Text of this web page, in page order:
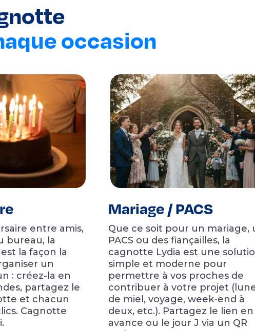
occasion
entre amis,
bureau, la
la façon la
un
: créez-la en
partagez le
et chacun
Cagnotte
Mariage / PACS
Que ce soit pour un mariage,
PACS ou des fiançailles, la
cagnotte Lydia est une
simple et moderne pour
permettre à vos proches de
contribuer à votre projet
de miel, voyage, week-end à
deux, etc.). Partagez le lien en
avance ou le jour J via un QR